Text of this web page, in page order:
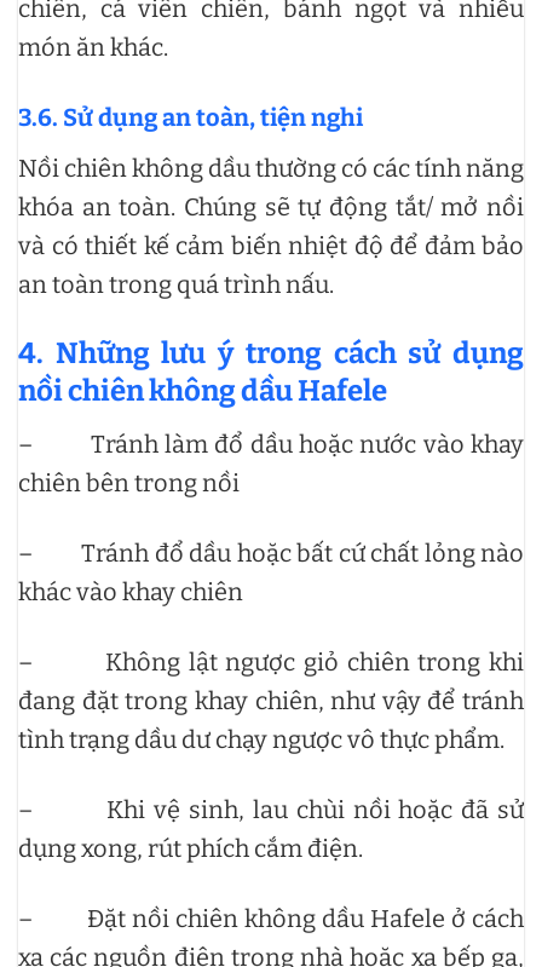
chiên, cá viên chiên, bánh ngọt và nhiều
món ăn khác.
3.6. Sử dụng an toàn, tiện nghi
Nồi chiên không dầu thường có các tính năng
khóa an toàn. Chúng sẽ tự động tắt/ mở nồi
và có thiết kế cảm biến nhiệt độ để đảm bảo
an toàn trong quá trình nấu.
4. Những lưu ý trong cách sử dụng
nồi chiên không dầu Hafele
– Tránh làm đổ dầu hoặc nước vào khay
chiên bên trong nồi
– Tránh đổ dầu hoặc bất cứ chất lỏng nào
khác vào khay chiên
– Không lật ngược giỏ chiên trong khi
đang đặt trong khay chiên, như vậy để tránh
tình trạng dầu dư chạy ngược vô thực phẩm.
– Khi vệ sinh, lau chùi nồi hoặc đã sử
dụng xong, rút phích cắm điện.
– Đặt nồi chiên không dầu Hafele ở cách
xa các nguồn điện trong nhà hoặc xa bếp ga,